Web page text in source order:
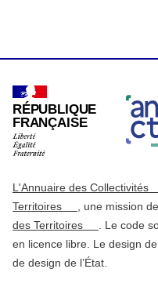
RÉPUBLIQUE
FRANÇAISE
L'Annuaire des Collectivités
Territoires
, une mission de
des Territoires
. Le code
en licence libre. Le design
de design de l’État.